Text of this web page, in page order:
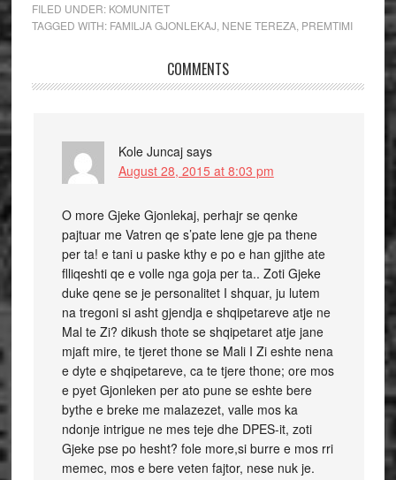
FILED UNDER: KOMUNITET
TAGGED WITH: FAMILJA GJONLEKAJ NENE TEREZA, PREMTIMI
COMMENTS
Kole Juncaj says
August 28, 2015 at 8:03 pm
O more Gjeke Gjonlekaj, perhajr se qenke
pajtuar me Vatren qe s’pate lene gje pa thene
per ta! e tani u paske kthy e po e han gjithe ate
flliqeshti qe e volle nga goja per ta.. Zoti Gjeke
duke qene se je personalitet I shquar, ju lutem
na tregoni si asht gjendja e shqipetareve atje ne
Mal te Zi? dikush thote se shqipetaret atje jane
mjaft mire, te tjeret thone se Mali I Zi eshte nena
e dyte e shqipetareve, ca te tjere thone; ore mos
e pyet Gjonleken per ato pune se eshte bere
bythe e breke me malazezet, valle mos ka
ndonje intrigue ne mes teje dhe DPES-it, zoti
Gjeke pse po hesht? fole more,si burre e mos rri
memec, mos e bere veten fajtor, nese nuk je.